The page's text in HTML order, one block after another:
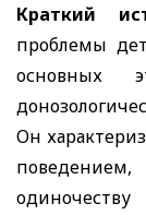
Краткий
проблемы
Он